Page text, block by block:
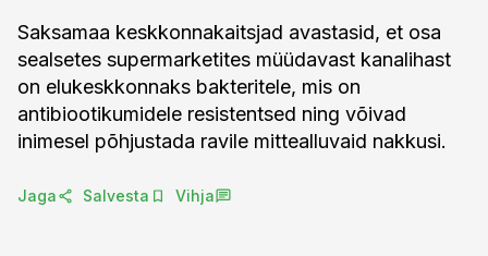
Saksamaa keskkonnakaitsjad avastasid, et osa
sealsetes supermarketites müüdavast kanalihast
on elukeskkonnaks bakteritele, mis on
antibiootikumidele resistentsed ning võivad
inimesel põhjustada ravile mittealluvaid nakkusi.
Jaga Salvesta Vihja